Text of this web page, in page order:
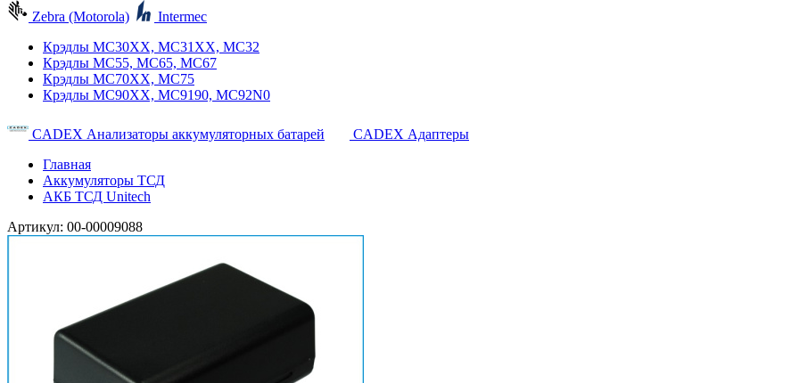
Zebra (Motorola)
Intermec
Крэдлы MC30XX, MC31XX, MC32
Крэдлы MC55, MC65, MC67
Крэдлы MC70XX, MC75
Крэдлы MC90XX, MC9190, MC92N0
CADEX Анализаторы аккумуляторных батарей
CADEX Адаптеры
Главная
Аккумуляторы ТСД
АКБ ТСД Unitech
Артикул: 00-00009088